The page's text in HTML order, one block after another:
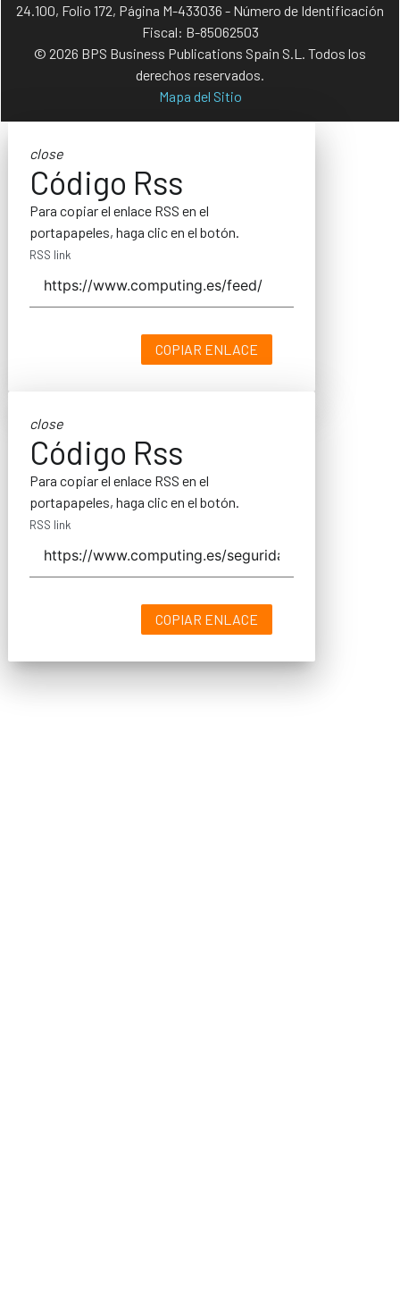
24.100, Folio 172, Página M-433036 - Número de Identificación
Fiscal: B-85062503
© 2026 BPS Business Publications Spain S.L. Todos los
derechos reservados.
Mapa del Sitio
close
Código Rss
Para copiar el enlace RSS en el
portapapeles, haga clic en el botón.
RSS link
COPIAR ENLACE
close
Código Rss
Para copiar el enlace RSS en el
portapapeles, haga clic en el botón.
RSS link
COPIAR ENLACE